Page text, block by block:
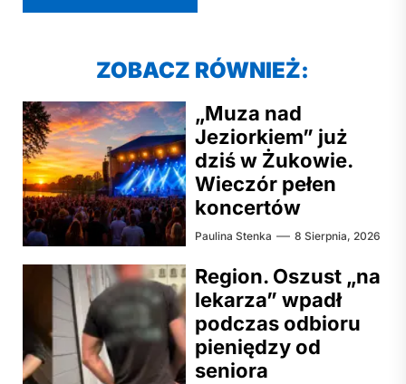
ZOBACZ RÓWNIEŻ:
„Muza nad
Jeziorkiem” już
dziś w Żukowie.
Wieczór pełen
koncertów
Paulina Stenka 8 Sierpnia, 2026
Region. Oszust „na
lekarza” wpadł
podczas odbioru
pieniędzy od
seniora